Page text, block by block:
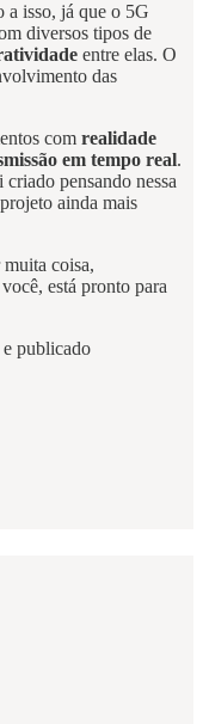
a isso, já que o 5G
diversos tipos de
entre elas. O
das
com realidade
em tempo real.
criado pensando nessa
ainda mais
coisa,
está pronto para
publicado